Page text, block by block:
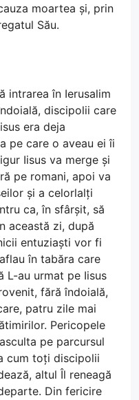
moartea și, prin
Său.
intrarea în Ierusalim
discipolii care
era deja
pe care o aveau ei îi
Iisus va merge și
pe romani, apoi va
și a celorlalți
ca, în sfârșit, să
această zi, după
entuziaști vor fi
în tabăra care
L-au urmat pe Iisus
fără îndoială,
patru zile mai
Pericopele
pe parcursul
cum toți discipolii
altul Îl reneagă
Din fericire